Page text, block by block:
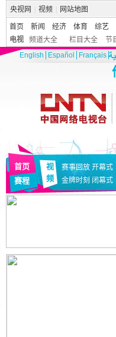
央视网 视频 网站地图
首页 新闻 经济 体育 综艺
电视
频道大全 栏目大全 节
English
Español Français
首页
赛程
视
频
赛事回放 开幕式
金牌时刻 闭幕式